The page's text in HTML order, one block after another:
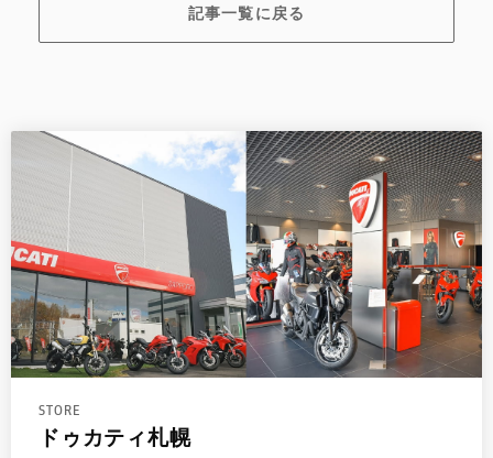
記事一覧に戻る
STORE
ドゥカティ札幌